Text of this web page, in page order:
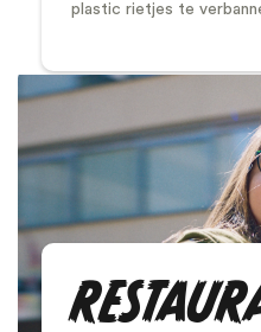
plastic rietjes te